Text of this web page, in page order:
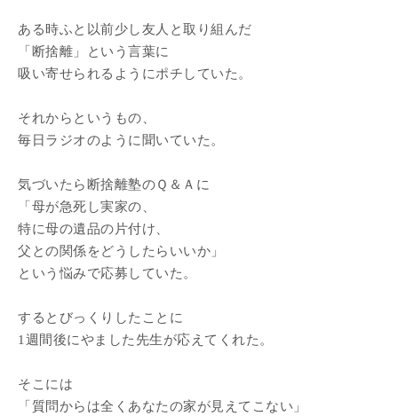
ある時ふと以前少し友人と取り組んだ
「断捨離」という言葉に
吸い寄せられるようにポチしていた。
それからというもの、
毎日ラジオのように聞いていた。
気づいたら断捨離塾のＱ＆Ａに
「母が急死し実家の、
特に母の遺品の片付け、
父との関係をどうしたらいいか」
という悩みで応募していた。
するとびっくりしたことに
1週間後にやました先生が応えてくれた。
そこには
「質問からは全くあなたの家が見えてこない」